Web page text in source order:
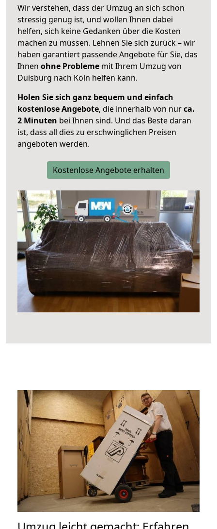
Wir verstehen, dass der Umzug an sich schon
stressig genug ist, und wollen Ihnen dabei
helfen, sich keine Gedanken über die Kosten
machen zu müssen. Lehnen Sie sich zurück – wir
haben garantiert passende Angebote für Sie, das
Ihnen ohne Probleme mit Ihrem Umzug von
Duisburg nach Köln helfen kann.
Holen Sie sich ganz bequem und einfach
kostenlose Angebote, die innerhalb von nurca.
2 Minuten bei Ihnen sind. Und das Beste daran
ist, dass all dies zu erschwinglichen Preisen
angeboten werden.
Kostenlose Angebote erhalten